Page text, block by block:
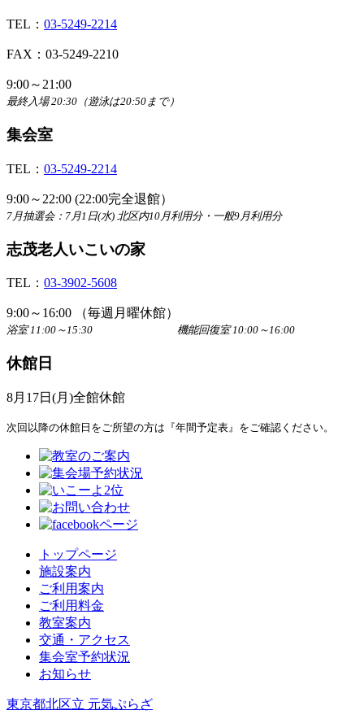
TEL： 03-5249-2214
FAX：03-5249-2210
9:00～21:00
最終入場 20:30（遊泳は20:50まで）
集会室
TEL： 03-5249-2214
9:00～22:00 (22:00完全退館）
7月抽選会：7月1日(水) 北区内10月利用分・一般9月利用分
志茂老人いこいの家
TEL： 03-3902-5608
9:00～16:00 （毎週月曜休館）
浴室 11:00～15:30 機能回復室 10:00～16:00
休館日
8月17日(月)全館休館
次回以降の休館日をご所望の方は『年間予定表』をご確認ください。
トップページ
施設案内
ご利用案内
ご利用料金
教室案内
交通・アクセス
集会室予約状況
お知らせ
東京都北区立 元気ぷらざ